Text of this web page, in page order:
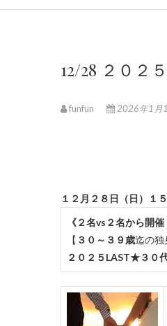
12/28 ２０２
funfun 2026年1月
１２月２８日（日）１
《２名vs２名から開
【 ３０～３９歳迄の
２０２５LAST★３０